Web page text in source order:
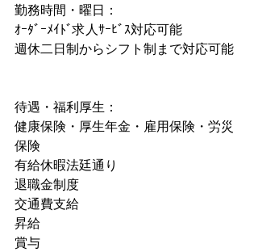
勤務時間・曜日：
ｵｰﾀﾞｰﾒｲﾄﾞ求人ｻｰﾋﾞｽ対応可能
週休二日制からシフト制まで対応可能
待遇・福利厚生：
健康保険・厚生年金・雇用保険・労災
保険
有給休暇法廷通り
退職金制度
交通費支給
昇給
賞与